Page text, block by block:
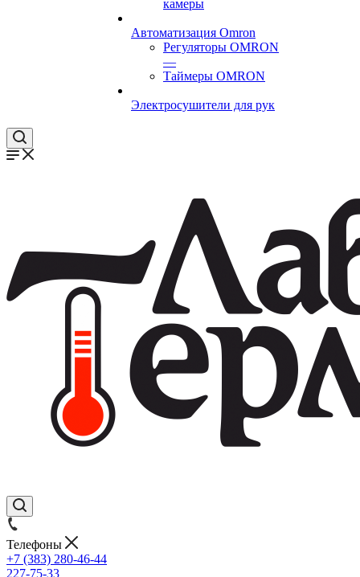
камеры
Автоматизация Omron
Регуляторы OMRON
—
Таймеры OMRON
Электросушители для рук
Телефоны
+7 (383) 280-46-44
227-75-33